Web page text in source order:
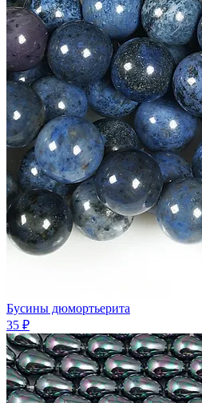
Бусины дюмортьерита
35 ₽